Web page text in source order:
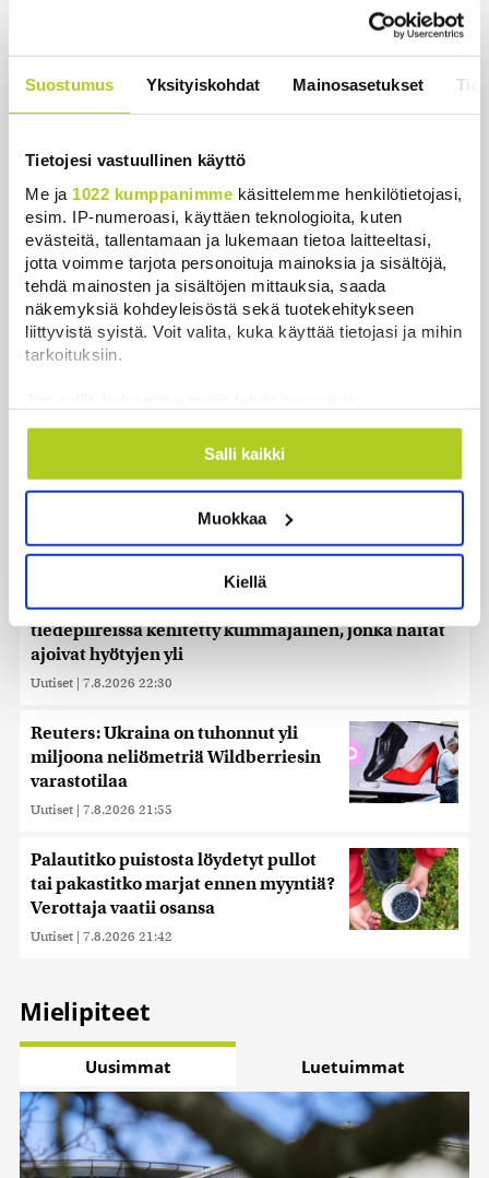
Suostumus Yksityiskohdat Mainosasetukset
Tietojesi vastuullinen käyttö
Me ja 1022 kumppanimme käsittelemme henkilötietojasi,
esim. IP-numeroasi, käyttäen teknologioita, kuten
evästeitä, tallentamaan ja lukemaan tietoa laitteeltasi,
jotta voimme tarjota personoituja mainoksia ja sisältöjä,
tehdä mainosten ja sisältöjen mittauksia, saada
näkemyksiä kohdeyleisöstä sekä tuotekehitykseen
liittyvistä syistä. Voit valita, kuka käyttää tietojasi ja mihin
tarkoituksiin.
Kerätä tietoja maantieteellisestä sijainnistasi,
mahdollisesti muutaman metrin tarkkuudella
ominaispiirteitä aktiivisesti (sormenjäljen
Lue lisää siitä, miten henkilötietojasi käsitellään ja miten
suostumustasi tai peruuttaa sen milloin vain
evästeilmoituksessa.
Käytämme evästeitä tarjoamamme sisällön ja mainosten
räätälöimiseen, sosiaalisen median ominaisuuksien
jaamme sosiaalisen median, mainosalan ja analytiikka-
alan kumppaneillemme tietoja siitä, miten käytät
sivustoamme. Kumppanimme voivat yhdistää näitä
tietoja muihin tietoihin, joita olet antanut heille tai joita on
kerätty, kun olet käyttänyt heidän palvelujaan. Tietoja
Salli kaikki
Muokkaa
Kiellä
Khamenein kanssa viestiminen on
vaikeaa, sanoo Iranin presidentti
Uutiset
Uusimmat Luetuimmat
Ehtisitkö kosia sekunnissa? – Karkaussekunti on
tiedepiireissä kehitetty kummajainen, jonka haitat
ajoivat hyötyjen yli
Uutiset | 7.8.2026 22:30
Reuters: Ukraina on tuhonnut yli
miljoona neliömetriä Wildberriesin
varastotilaa
Uutiset | 7.8.2026 21:55
Palautitko puistosta löydetyt pullot
tai pakastitko marjat ennen myyntiä?
Verottaja vaatii osansa
Uutiset | 7.8.2026 21:42
Mielipiteet
Uusimmat Luetuimmat